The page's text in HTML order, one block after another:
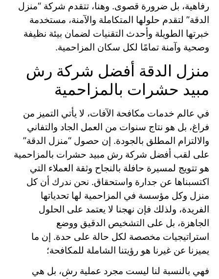
رفاهية، بل ضرورة قصوى. وهنا، تتقدم شركة “منزل
الدقة” لتقدم حلولها المتكاملة والآمنة، مستخدمة
خبرتها الطويلة وأحدث التقنيات لضمان بيئة نظيفة
وصحية وآمنة تمامًا لكل سكان المزاحمية.
منزل الدقة أفضل شركة رش
مبيد حشرات بالمزاحمية
في عالم خدمات مكافحة الآفات، لا يأتي التميز من
فراغ، بل هو نتاج سنوات من العمل الجاد والتفاني
والالتزام المطلق بالجودة. إن حصول “منزل الدقة”
على لقب أفضل شركة رش مبيد حشرات بالمزاحمية
هو تتويج لمسيرة حافلة بالنجاح وثقة العملاء التي
اكتسبناها عن جدارة واستحقاق. نحن ندرك أن كل
منزل وكل مؤسسة في المزاحمية لها تحدياتها
الفريدة، ولذلك فإن نهجنا لا يعتمد على الحلول
الجاهزة، بل على التشخيص الدقيق ووضع
استراتيجيات مخصصة لكل حالة على حدة. إن ما
يميزنا عن غيرنا هو رؤيتنا الشاملة للمكافحة؛
فهي بالنسبة لنا ليست مجرد عملية رش، بل هي